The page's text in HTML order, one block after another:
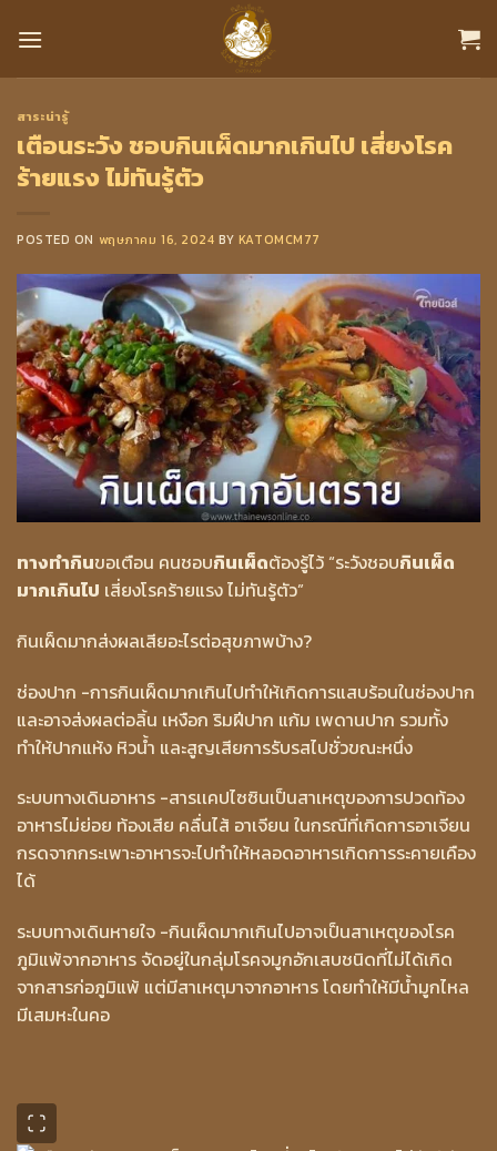
สาระน่ารู้
เตือนระวัง ชอบกินเผ็ดมากเกินไป เสี่ยงโรค
ร้ายแรง ไม่ทันรู้ตัว
POSTED ON พฤษภาคม 16, 2024 BY KATOMCM77
ทางทำกินขอเตือน คนชอบกินเผ็ดต้องรู้ไว้ “ระวังชอบกินเผ็ด
มากเกินไป เสี่ยงโรคร้ายแรง ไม่ทันรู้ตัว”
กินเผ็ดมากส่งผลเสียอะไรต่อสุขภาพบ้าง?
ช่องปาก -การกินเผ็ดมากเกินไปทำให้เกิดการแสบร้อนในช่องปาก
และอาจส่งผลต่อลิ้น เหงือก ริมฝีปาก แก้ม เพดานปาก รวมทั้ง
ทำให้ปากแห้ง หิวน้ำ และสูญเสียการรับรสไปชั่วขณะหนึ่ง
ระบบทางเดินอาหาร -สารเเคปไซซินเป็นสาเหตุของการปวดท้อง
อาหารไม่ย่อย ท้องเสีย คลื่นไส้ อาเจียน ในกรณีที่เกิดการอาเจียน
กรดจากกระเพาะอาหารจะไปทำให้หลอดอาหารเกิดการระคายเคือง
ได้
ระบบทางเดินหายใจ -กินเผ็ดมากเกินไปอาจเป็นสาเหตุของโรค
ภูมิแพ้จากอาหาร จัดอยู่ในกลุ่มโรคจมูกอักเสบชนิดที่ไม่ได้เกิด
จากสารก่อภูมิแพ้ แต่มีสาเหตุมาจากอาหาร โดยทำให้มีน้ำมูกไหล
มีเสมหะในคอ